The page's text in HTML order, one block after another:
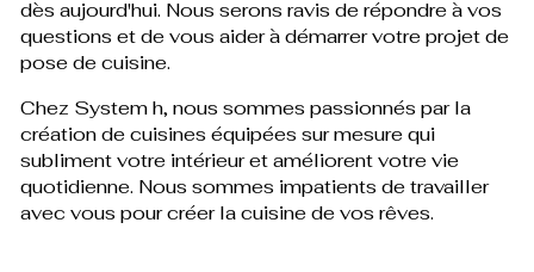
dès aujourd'hui. Nous serons ravis de répondre à vos
questions et de vous aider à démarrer votre projet de
pose de cuisine.
Chez System h, nous sommes passionnés par la
création de cuisines équipées sur mesure qui
subliment votre intérieur et améliorent votre vie
quotidienne. Nous sommes impatients de travailler
avec vous pour créer la cuisine de vos rêves.